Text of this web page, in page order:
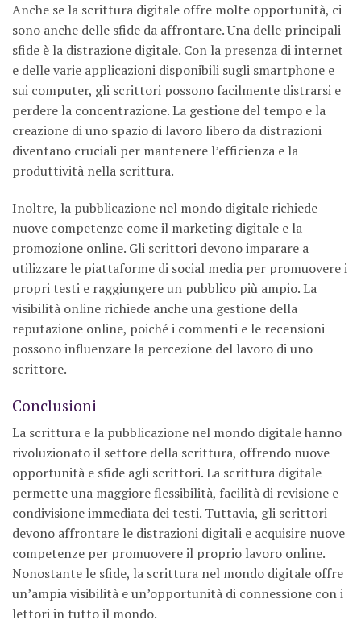
Anche se la scrittura digitale offre molte opportunità, ci
sono anche delle sfide da affrontare. Una delle principali
sfide è la distrazione digitale. Con la presenza di internet
e delle varie applicazioni disponibili sugli smartphone e
sui computer, gli scrittori possono facilmente distrarsi e
perdere la concentrazione. La gestione del tempo e la
creazione di uno spazio di lavoro libero da distrazioni
diventano cruciali per mantenere l’efficienza e la
produttività nella scrittura.
Inoltre, la pubblicazione nel mondo digitale richiede
nuove competenze come il marketing digitale e la
promozione online. Gli scrittori devono imparare a
utilizzare le piattaforme di social media per promuovere i
propri testi e raggiungere un pubblico più ampio. La
visibilità online richiede anche una gestione della
reputazione online, poiché i commenti e le recensioni
possono influenzare la percezione del lavoro di uno
scrittore.
Conclusioni
La scrittura e la pubblicazione nel mondo digitale hanno
rivoluzionato il settore della scrittura, offrendo nuove
opportunità e sfide agli scrittori. La scrittura digitale
permette una maggiore flessibilità, facilità di revisione e
condivisione immediata dei testi. Tuttavia, gli scrittori
devono affrontare le distrazioni digitali e acquisire nuove
competenze per promuovere il proprio lavoro online.
Nonostante le sfide, la scrittura nel mondo digitale offre
un’ampia visibilità e un’opportunità di connessione con i
lettori in tutto il mondo.